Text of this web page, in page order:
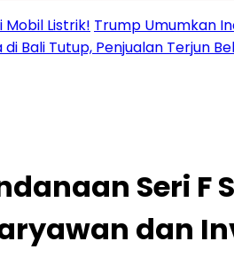
Mobil Listrik! Trump Umumkan
Bali Tutup, Penjualan Terjun
Seri F
dan